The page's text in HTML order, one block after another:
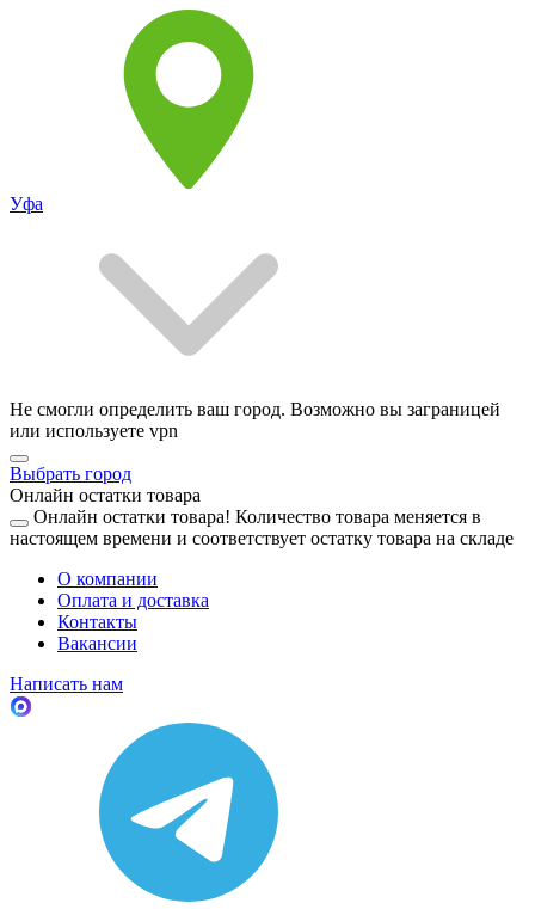
Уфа
Не смогли определить ваш город. Возможно вы заграницей
или используете vpn
Выбрать город
Онлайн остатки товара
Онлайн остатки товара! Количество товара меняется в
настоящем времени и соответствует остатку товара на складе
О компании
Оплата и доставка
Контакты
Вакансии
Написать нам